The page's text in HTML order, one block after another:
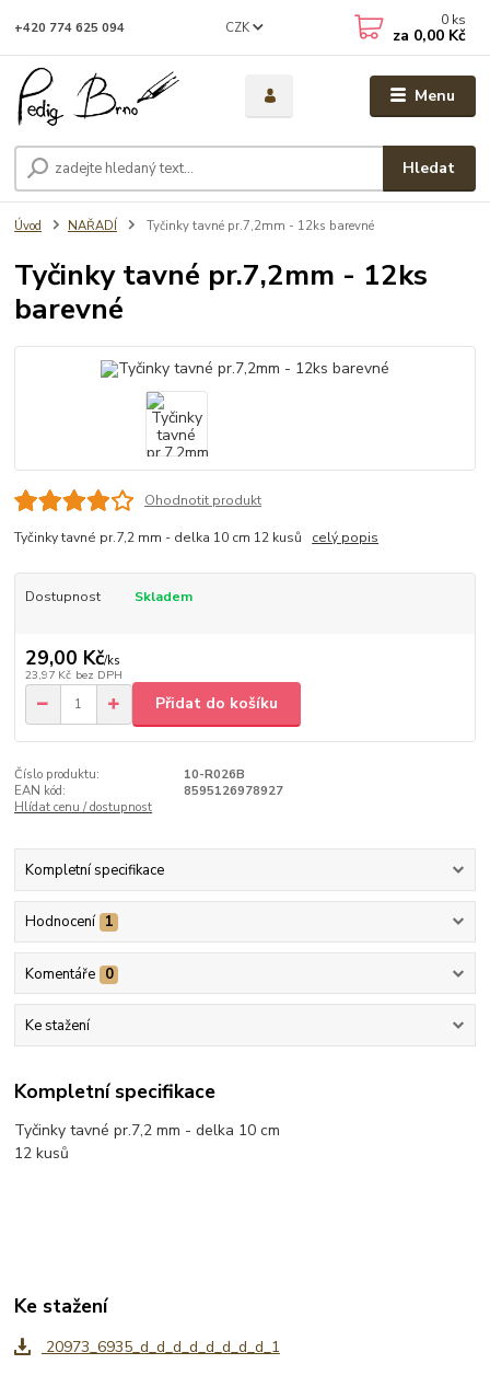
Menu
CZK
Hledat
+420 774 625 094 0 ks
za 0,00 Kč
Úvod NAŘADÍ Tyčinky tavné pr.7,2mm - 12ks barevné
Tyčinky tavné pr.7,2mm - 12ks
barevné
Ohodnotit produkt
Tyčinky tavné pr.7,2 mm - delka 10 cm 12 kusů celý popis
Dostupnost Skladem
29,00 Kč/ks
23,97 Kč bez DPH
Přidat do košíku
Číslo produktu:
10-R026B
EAN kód:
8595126978927
Hlídat cenu / dostupnost
Kompletní specifikace
Hodnocení 1
Komentáře 0
Ke stažení
Kompletní specifikace
Tyčinky tavné pr.7,2 mm - delka 10 cm
12 kusů
Ke stažení
20973_6935_d_d_d_d_d_d_d_d_1